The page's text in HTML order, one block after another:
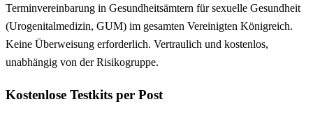
Terminvereinbarung in Gesundheitsämtern für sexuelle Gesundheit
(Urogenitalmedizin, GUM) im gesamten Vereinigten Königreich.
Keine Überweisung erforderlich. Vertraulich und kostenlos,
unabhängig von der Risikogruppe.
Kostenlose Testkits per Post